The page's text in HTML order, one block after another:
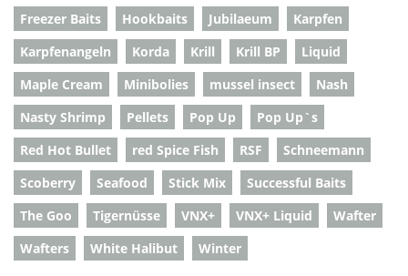
Freezer Baits
Hookbaits Jubilaeum
Karpfen
Karpfenangeln
Korda Krill Krill BP
Liquid
Maple Cream
Minibolies mussel insect
Nash
Nasty Shrimp
Pellets Pop Up
Pop Up`s
Red Hot Bullet
red Spice Fish RSF
Schneemann
Scoberry
Seafood Stick Mix
Successful Baits
The Goo
Tigernüsse VNX+ VNX+ Liquid
Wafter
Wafters
White Halibut Winter